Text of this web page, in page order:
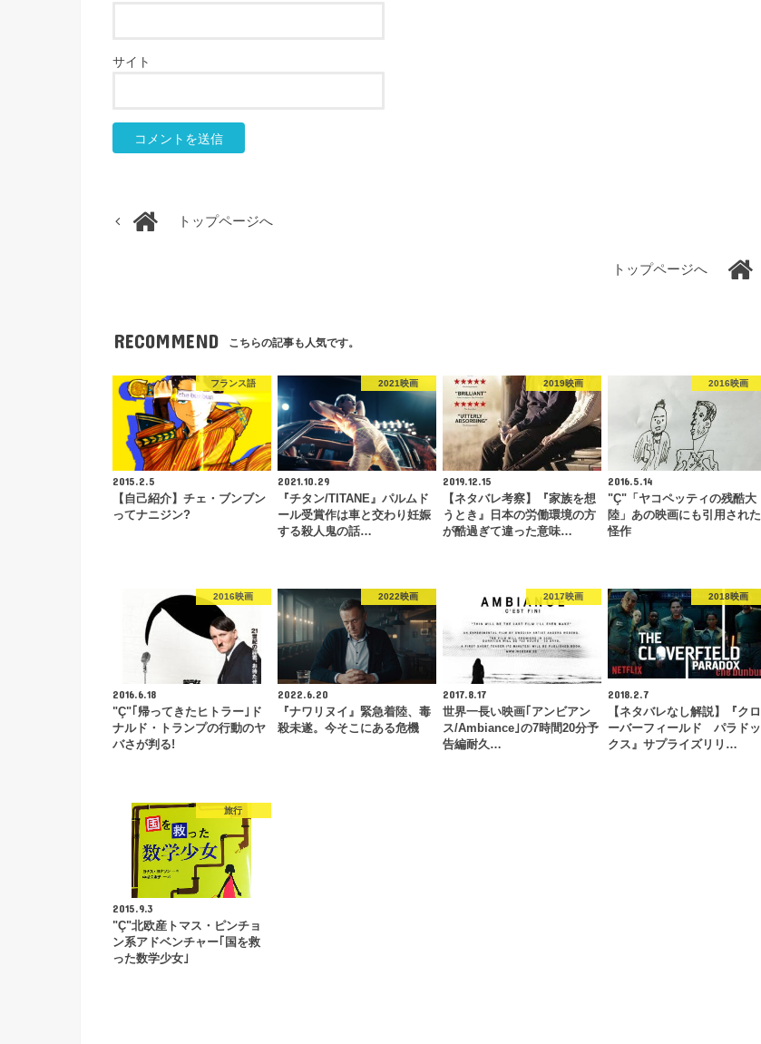
サイト
トップページへ
トップページへ
RECOMMEND こちらの記事も人気です。
フランス語
2015.2.5
【自己紹介】チェ・ブンブン
ってナニジン?
2021映画
2021.10.29
『チタン/TITANE』パルムド
ール受賞作は車と交わり妊娠
する殺人鬼の話…
2019映画
2019.12.15
【ネタバレ考察】『家族を想
うとき』日本の労働環境の方
が酷過ぎて違った意味…
2016映画
2016.5.14
"Ç"「ヤコペッティの残酷大
陸」あの映画にも引用された
怪作
2016映画
2016.6.18
"Ç"｢帰ってきたヒトラー｣ド
ナルド・トランプの行動のヤ
バさが判る!
2022映画
2022.6.20
『ナワリヌイ』緊急着陸、毒
殺未遂。今そこにある危機
2017映画
2017.8.17
世界一長い映画｢アンビアン
ス/Ambiance｣の7時間20分予
告編耐久…
2018映画
2018.2.7
【ネタバレなし解説】『クロ
ーバーフィールド パラドッ
クス』サプライズリリ…
旅行
2015.9.3
"Ç"北欧産トマス・ピンチョ
ン系アドベンチャー｢国を救
った数学少女｣